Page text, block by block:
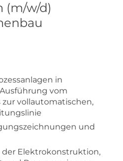
(m/w/d)
in
vom
vollautomatischen,
und
der Elektrokonstruktion,